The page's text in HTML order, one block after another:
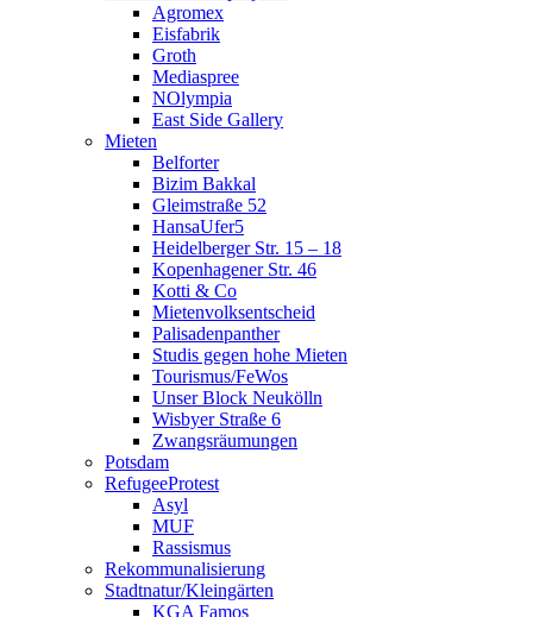
Agromex
Eisfabrik
Groth
Mediaspree
NOlympia
East Side Gallery
Mieten
Belforter
Bizim Bakkal
Gleimstraße 52
HansaUfer5
Heidelberger Str. 15 – 18
Kopenhagener Str. 46
Kotti & Co
Mietenvolksentscheid
Palisadenpanther
Studis gegen hohe Mieten
Tourismus/FeWos
Unser Block Neukölln
Wisbyer Straße 6
Zwangsräumungen
Potsdam
RefugeeProtest
Asyl
MUF
Rassismus
Rekommunalisierung
Stadtnatur/Kleingärten
KGA Famos